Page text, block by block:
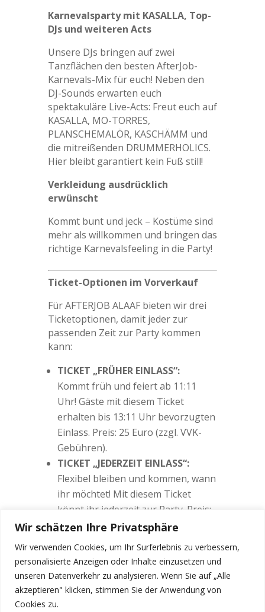
Wir schätzen Ihre Privatsphäre
Wir verwenden Cookies, um Ihr Surferlebnis zu verbessern,
personalisierte Anzeigen oder Inhalte einzusetzen und
unseren Datenverkehr zu analysieren. Wenn Sie auf „Alle
akzeptieren" klicken, stimmen Sie der Anwendung von
Cookies zu.
Karnevalsparty mit KASALLA, Top-
DJs und weiteren Acts
Unsere DJs bringen auf zwei
Tanzflächen den besten AfterJob-
Karnevals-Mix für euch! Neben den
DJ-Sounds erwarten euch
spektakuläre Live-Acts: Freut euch auf
KASALLA, MO-TORRES,
PLANSCHEMALÖR, KASCHÄMM und
die mitreißenden DRUMMERHOLICS.
Hier bleibt garantiert kein Fuß still!
Verkleidung ausdrücklich
erwünscht
Kommt bunt und jeck – Kostüme sind
mehr als willkommen und bringen das
richtige Karnevalsfeeling in die Party!
Ticket-Optionen im Vorverkauf
Für AFTERJOB ALAAF bieten wir drei
Ticketoptionen, damit jeder zur
passenden Zeit zur Party kommen
kann:
TICKET „FRÜHER EINLASS“:
Kommt früh und feiert ab 11:11
Uhr! Gäste mit diesem Ticket
erhalten bis 13:11 Uhr bevorzugten
Einlass. Preis: 25 Euro (zzgl. VVK-
Gebühren).
TICKET „JEDERZEIT EINLASS“:
Flexibel bleiben und kommen, wann
ihr möchtet! Mit diesem Ticket
könnt ihr jederzeit zur Party. Preis:
28 Euro (zzgl. VVK-Gebühren).
18:00 Uhr):
Für alle, die erst am Abend Zeit
haben. Ab 18:00 Uhr geht die Party